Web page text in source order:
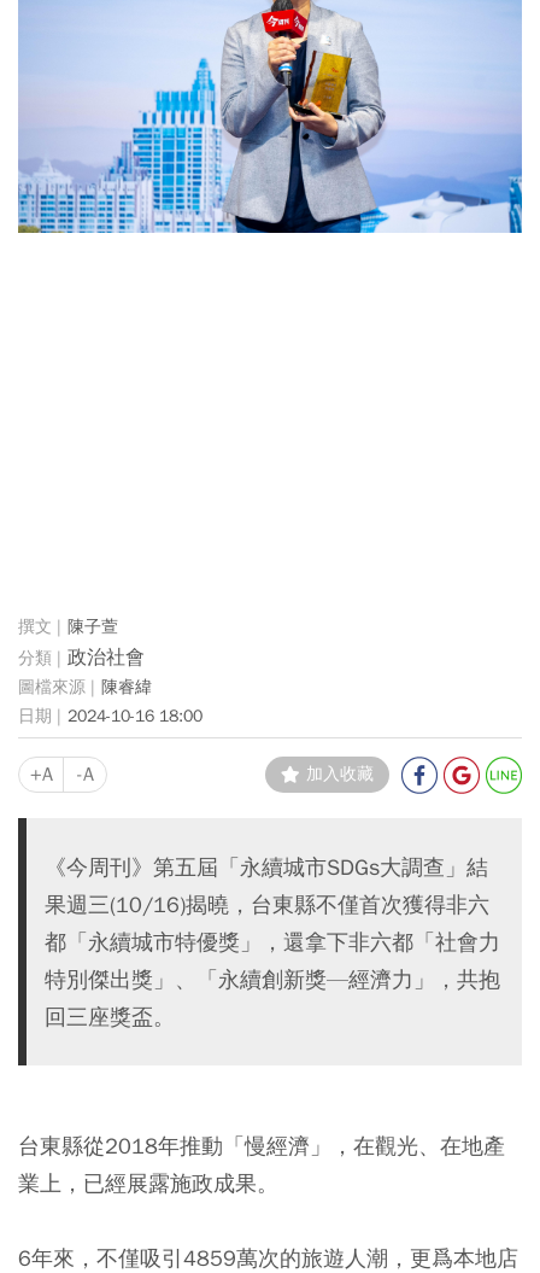
陳子萱
政治社會
陳睿緯
2024-10-16 18:00
+A -A 加入收藏
《今周刊》第五屆「永續城市SDGs大調查」結
果週三(10/16)揭曉，台東縣不僅首次獲得非六
都「永續城市特優獎」，還拿下非六都「社會力
特別傑出獎」、「永續創新獎—經濟力」，共抱
回三座獎盃。
台東縣從2018年推動「慢經濟」，在觀光、在地產
業上，已經展露施政成果。
6年來，不僅吸引4859萬次的旅遊人潮，更爲本地店